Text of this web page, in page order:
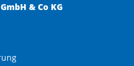
& Co KG